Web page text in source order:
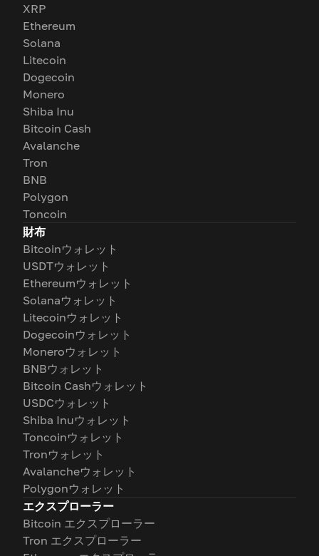
XRP
Ethereum
Solana
Litecoin
Dogecoin
Monero
Shiba Inu
Bitcoin Cash
Avalanche
Tron
BNB
Polygon
Toncoin
財布
Bitcoinウォレット
USDTウォレット
Ethereumウォレット
Solanaウォレット
Litecoinウォレット
Dogecoinウォレット
Moneroウォレット
BNBウォレット
Bitcoin Cashウォレット
USDCウォレット
Shiba Inuウォレット
Toncoinウォレット
Tronウォレット
Avalancheウォレット
Polygonウォレット
エクスプローラー
Bitcoin エクスプローラー
Tron エクスプローラー